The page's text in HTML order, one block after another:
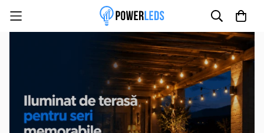
Activează notificările